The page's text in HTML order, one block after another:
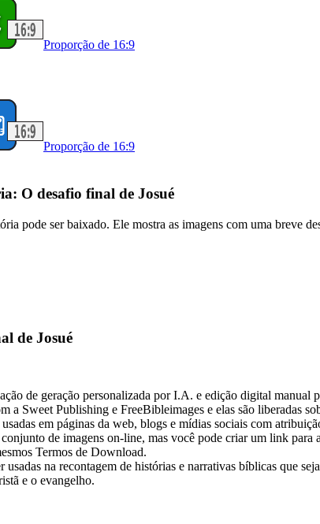
Proporção de 16:9
Proporção de 16:9
O desafio final de Josué
pode ser baixado. Ele mostra as imagens com uma breve
de Josué
de geração personalizada por I.A. e edição digital
a Sweet Publishing e FreeBibleimages e elas são
em páginas da web, blogs e mídias sociais com
de imagens on-line, mas você pode criar um link
Termos de Download.
usadas na recontagem de histórias e narrativas bíblicas que
e o evangelho.